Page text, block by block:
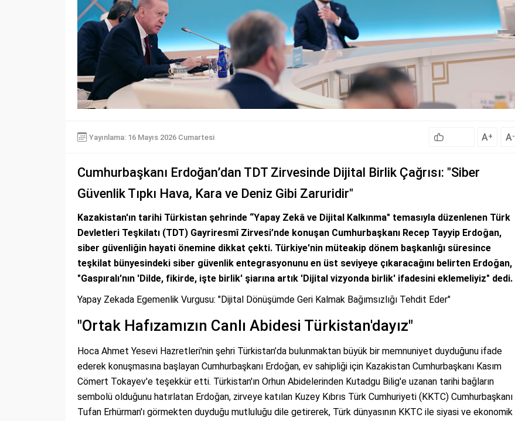
Yayınlama: 16 Mayıs 2026 Cumartesi A+ A-
Cumhurbaşkanı Erdoğan’dan TDT Zirvesinde Dijital Birlik Çağrısı: "Siber
Güvenlik Tıpkı Hava, Kara ve Deniz Gibi Zaruridir"
Kazakistan'ın tarihi Türkistan şehrinde “Yapay Zekâ ve Dijital Kalkınma" temasıyla düzenlenen Türk
Devletleri Teşkilatı (TDT) Gayriresmî Zirvesi’nde konuşan Cumhurbaşkanı Recep Tayyip Erdoğan,
siber güvenliğin hayati önemine dikkat çekti. Türkiye'nin müteakip dönem başkanlığı süresince
teşkilat bünyesindeki siber güvenlik entegrasyonunu en üst seviyeye çıkaracağını belirten Erdoğan,
"Gaspıralı'nın 'Dilde, fikirde, işte birlik' şiarına artık 'Dijital vizyonda birlik' ifadesini eklemeliyiz" dedi.
Yapay Zekada Egemenlik Vurgusu: "Dijital Dönüşümde Geri Kalmak Bağımsızlığı Tehdit Eder"
"Ortak Hafızamızın Canlı Abidesi Türkistan'dayız"
Hoca Ahmet Yesevi Hazretleri'nin şehri Türkistan’da bulunmaktan büyük bir memnuniyet duyduğunu ifade
ederek konuşmasına başlayan Cumhurbaşkanı Erdoğan, ev sahipliği için Kazakistan Cumhurbaşkanı Kasım
Cömert Tokayev'e teşekkür etti. Türkistan'ın Orhun Abidelerinden Kutadgu Bilig'e uzanan tarihi bağların
sembolü olduğunu hatırlatan Erdoğan, zirveye katılan Kuzey Kıbrıs Türk Cumhuriyeti (KKTC) Cumhurbaşkanı
Tufan Erhürman'ı görmekten duyduğu mutluluğu dile getirerek, Türk dünyasının KKTC ile siyasi ve ekonomik